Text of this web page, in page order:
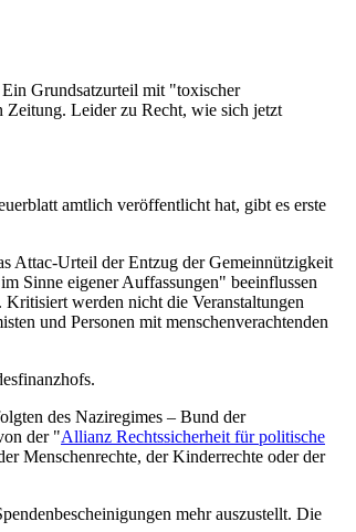
Grundsatzurteil mit "toxischer
Zeitung. Leider zu Recht, wie sich jetzt
amtlich veröffentlicht hat, gibt es erste
Attac-Urteil der Entzug der Gemeinnützigkeit
Sinne eigener Auffassungen" beeinflussen
werden nicht die Veranstaltungen
und Personen mit menschenverachtenden
des Naziregimes – Bund der
der "Allianz Rechtssicherheit für politische
Menschenrechte, der Kinderrechte oder der
mehr auszustellt. Die